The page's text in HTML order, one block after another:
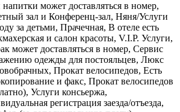
может доставляться в номер,
зал и Конференц-зал, Няня/Услуги
за детьми, Прачечная, В отеле есть
и салон красоты, V.I.P. Услуги,
может доставляться в номер, Сервис
одежды для постояльцев, Люкс
Прокат велосипедов, Есть
и факс, Прокат велосипедов
Услуги консьержа,
регистрация заезда/отъезда,